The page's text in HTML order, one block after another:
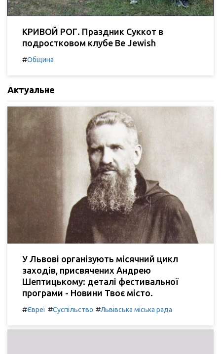
КРИВОЙ РОГ. Праздник Суккот в
подростковом клубе Be Jewish
#Община
Актуальне
У Львові організують місячний цикл
заходів, присвячених Андрею
Шептицькому: деталі фестивальної
програми - Новини Твоє місто.
#Євреї #Суспільство #Львівська міська рада